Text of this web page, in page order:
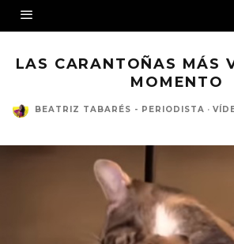
LAS CARANTOÑAS MÁS
MOMENTO
BEATRIZ TABARÉS - PERIODISTA ·